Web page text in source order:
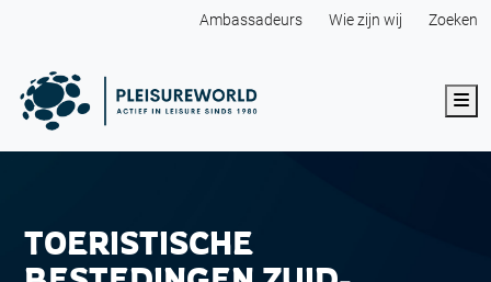
Ambassadeurs Wie zijn wij Zoeken
TOERISTISCHE